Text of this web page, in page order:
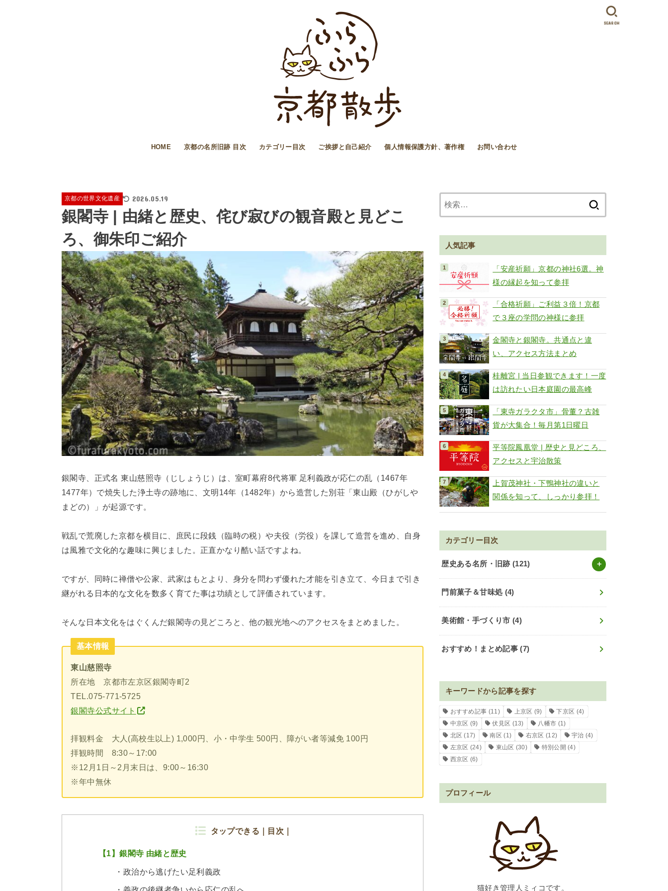
HOME 京都の名所旧跡 目次 カテゴリー目次 ご挨拶と自己紹介 個人情報保護方針、著作権 お問い合わせ
SEARCH
京都の世界文化遺産 2026.05.19
銀閣寺 | 由緒と歴史、侘び寂びの観音殿と見どこ
ろ、御朱印ご紹介
銀閣寺、正式名 東山慈照寺（じしょうじ）は、室町幕府8代将軍 足利義政が応仁の乱（1467年
1477年）で焼失した浄土寺の跡地に、文明14年（1482年）から造営した別荘「東山殿（ひがしや
まどの）」が起源です。
戦乱で荒廃した京都を横目に、庶民に段銭（臨時の税）や夫役（労役）を課して造営を進め、自身
は風雅で文化的な趣味に興じました。正直かなり酷い話ですよね。
ですが、同時に禅僧や公家、武家はもとより、身分を問わず優れた才能を引き立て、今日まで引き
継がれる日本的な文化を数多く育てた事は功績として評価されています。
そんな日本文化をはぐくんだ銀閣寺の見どころと、他の観光地へのアクセスをまとめました。
基本情報
東山慈照寺
所在地 京都市左京区銀閣寺町2
TEL.075-771-5725
銀閣寺公式サイト
拝観料金 大人(高校生以上) 1,000円、小・中学生 500円、障がい者等減免 100円
拝観時間 8:30～17:00
※12月1日～2月末日は、9:00～16:30
※年中無休
タップできる｜目次｜
【1】銀閣寺 由緒と歴史
・政治から逃げたい足利義政
人気記事
「安産祈願」京都の神社6選。神
様の縁起を知って参拝
「合格祈願」ご利益３倍！京都
で３座の学問の神様に参拝
金閣寺と銀閣寺。共通点と違
い、アクセス方法まとめ
桂離宮 | 当日参観できます！一度
は訪れたい日本庭園の最高峰
「東寺ガラクタ市」骨董？古雑
貨が大集合！毎月第1日曜日
平等院鳳凰堂 | 歴史と見どころ、
アクセスと宇治散策
上賀茂神社・下鴨神社の違いと
関係を知って、しっかり参拝！
カテゴリー目次
歴史ある名所・旧跡 (121)
門前菓子＆甘味処 (4)
美術館・手づくり市 (4)
おすすめ！まとめ記事(7)
キーワードから記事を探す
おすすめ記事 (11) 上京区 (9) 下京区 (4)
中京区 (9) 伏見区 (13) 八幡市 (1)
北区 (17) 南区 (1) 右京区 (12) 宇治 (4)
左京区 (24) 東山区 (30) 特別公開 (4)
西京区 (6)
プロフィール
猫好き管理人ミィコです。